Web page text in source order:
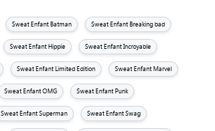
Sweat Enfant Batman Sweat Enfant Breaking bad
Sweat Enfant Hippie Sweat Enfant Incroyable
Sweat Enfant Limited Edition Sweat Enfant Marvel
Sweat Enfant OMG Sweat Enfant Punk
Sweat Enfant Superman Sweat Enfant Swag